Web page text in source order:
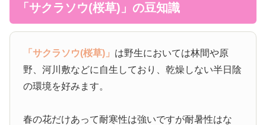
「サクラソウ(桜草)」の豆知識
「サクラソウ(桜草)」 は野生においては林間や原
野、河川敷などに自生しており、乾燥しない半日陰
の環境を好みます。
春の花だけあって耐寒性は強いですが耐暑性はな